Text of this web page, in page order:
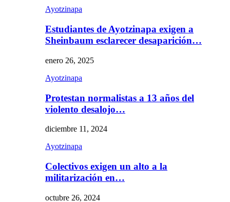
Ayotzinapa
Estudiantes de Ayotzinapa exigen a
Sheinbaum esclarecer desaparición…
enero 26, 2025
Ayotzinapa
Protestan normalistas a 13 años del
violento desalojo…
diciembre 11, 2024
Ayotzinapa
Colectivos exigen un alto a la
militarización en…
octubre 26, 2024